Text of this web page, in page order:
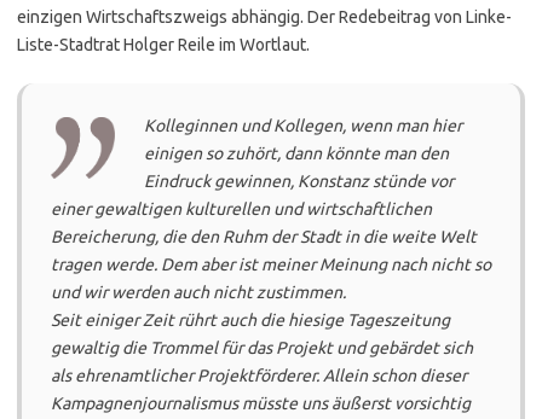
einzigen Wirtschaftszweigs abhängig. Der Redebeitrag von Linke-
Liste-Stadtrat Holger Reile im Wortlaut.
Kolleginnen und Kollegen, wenn man hier
einigen so zuhört, dann könnte man den
Eindruck gewinnen, Konstanz stünde vor
einer gewaltigen kulturellen und wirtschaftlichen
Bereicherung, die den Ruhm der Stadt in die weite Welt
tragen werde. Dem aber ist meiner Meinung nach nicht so
und wir werden auch nicht zustimmen.
Seit einiger Zeit rührt auch die hiesige Tageszeitung
gewaltig die Trommel für das Projekt und gebärdet sich
als ehrenamtlicher Projektförderer. Allein schon dieser
Kampagnenjournalismus müsste uns äußerst vorsichtig